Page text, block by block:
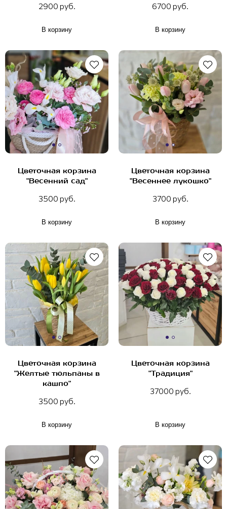
2900 руб.
В корзину
6700 руб.
В корзину
Цветочная корзина
"Весенний сад"
3500 руб.
В корзину
Цветочная корзина
"Весеннее лукошко"
3700 руб.
В корзину
Цветочная корзина
"Желтые тюльпаны в
кашпо"
3500 руб.
В корзину
Цветочная корзина
"Традиция"
37000 руб.
В корзину